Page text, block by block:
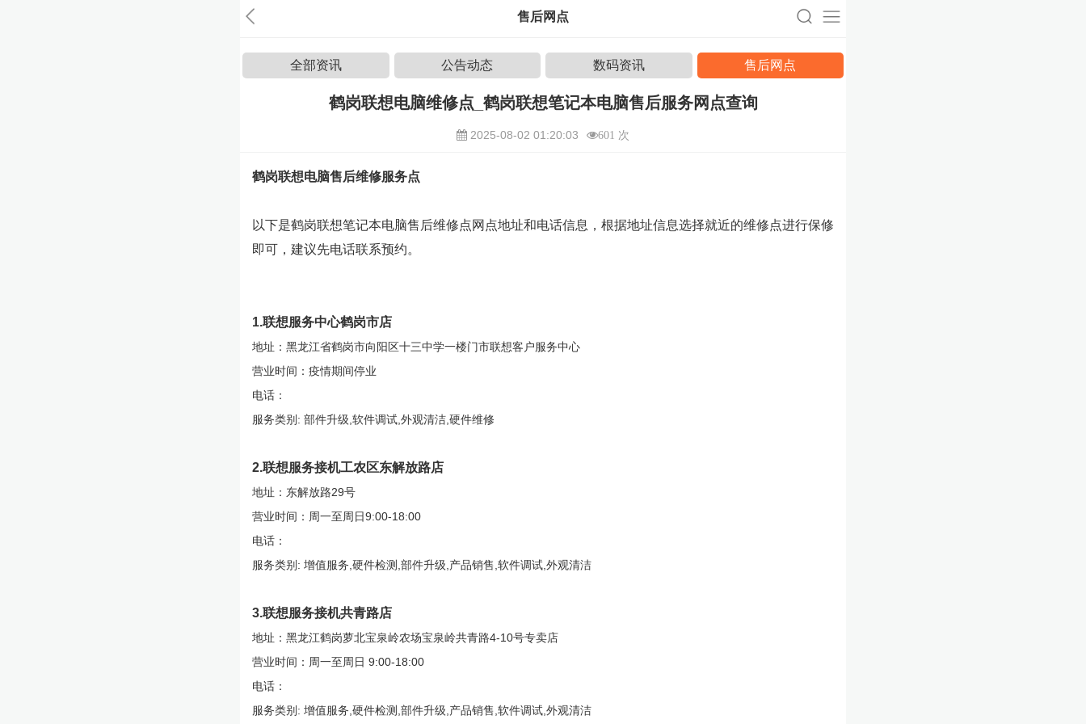
售后网点
全部资讯 公告动态 数码资讯 售后网点
鹤岗联想电脑维修点_鹤岗联想笔记本电脑售后服务网点查询
2025-08-02 01:20:03 601 次
鹤岗联想电脑售后维修服务点
以下是鹤岗联想笔记本电脑售后维修点网点地址和电话信息，根据地址信息选择就近的维修点进行保修
即可，建议先电话联系预约。
1.联想服务中心鹤岗市店
地址：黑龙江省鹤岗市向阳区十三中学一楼门市联想客户服务中心
营业时间：疫情期间停业
电话：
服务类别: 部件升级,软件调试,外观清洁,硬件维修
2.联想服务接机工农区东解放路店
地址：东解放路29号
营业时间：周一至周日9:00-18:00
电话：
服务类别: 增值服务,硬件检测,部件升级,产品销售,软件调试,外观清洁
3.联想服务接机共青路店
地址：黑龙江鹤岗萝北宝泉岭农场宝泉岭共青路4-10号专卖店
营业时间：周一至周日 9:00-18:00
电话：
服务类别: 增值服务,硬件检测,部件升级,产品销售,软件调试,外观清洁